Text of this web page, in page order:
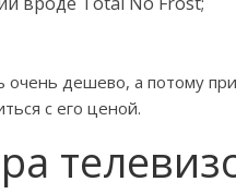
очень дешево, а потому
с его ценой.